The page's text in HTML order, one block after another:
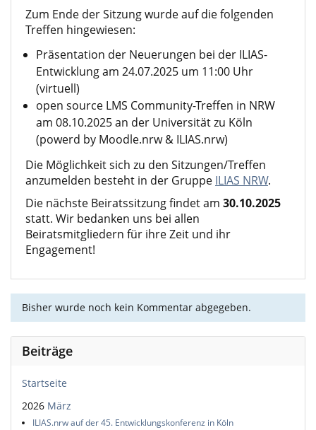
Zum Ende der Sitzung wurde auf die folgenden
Treffen hingewiesen:
Präsentation der Neuerungen bei der ILIAS-
Entwicklung am 24.07.2025 um 11:00 Uhr
(virtuell)
open source LMS Community-Treffen in NRW
am 08.10.2025 an der Universität zu Köln
(powerd by Moodle.nrw& ILIAS.nrw)
Die Möglichkeit sich zu den Sitzungen/Treffen
anzumelden besteht in der Gruppe ILIAS NRW.
Die nächste Beiratssitzung findet am 30.10.2025
statt. Wir bedanken uns bei allen
Beiratsmitgliedern für ihre Zeit und ihr
Engagement!
Bisher wurde noch kein Kommentar abgegeben.
Beiträge
Startseite
2026 März
ILIAS.nrw auf der 45. Entwicklungskonferenz in Köln